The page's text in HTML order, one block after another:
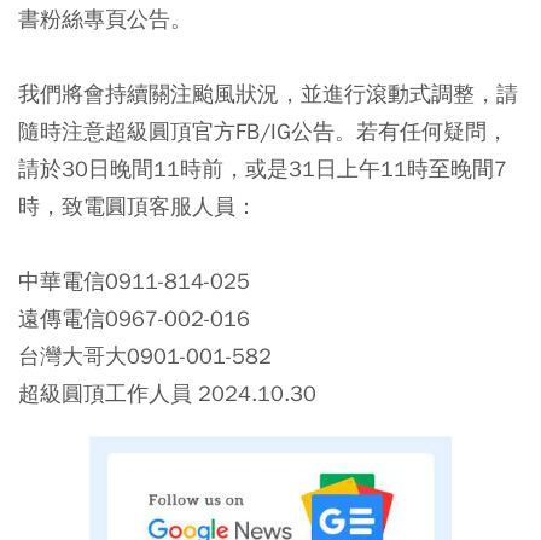
書粉絲專頁公告。
我們將會持續關注颱風狀況，並進行滾動式調整，請
隨時注意超級圓頂官方FB/IG公告。若有任何疑問，
請於30日晚間11時前，或是31日上午11時至晚間7
時，致電圓頂客服人員：
中華電信0911-814-025
遠傳電信0967-002-016
台灣大哥大0901-001-582
超級圓頂工作人員 2024.10.30